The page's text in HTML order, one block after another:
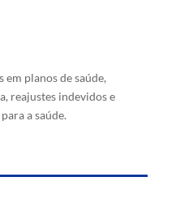
planos de saúde,
reajustes indevidos e
a saúde.
cobertura, reajustes
essenciais para a